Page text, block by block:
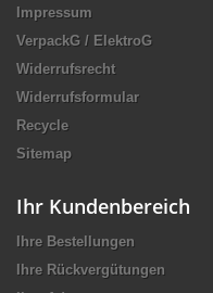
Impressum
VerpackG / ElektroG
Widerrufsrecht
Widerrufsformular
Recycle
Sitemap
Ihr Kundenbereich
Ihre Bestellungen
Ihre Rückvergütungen